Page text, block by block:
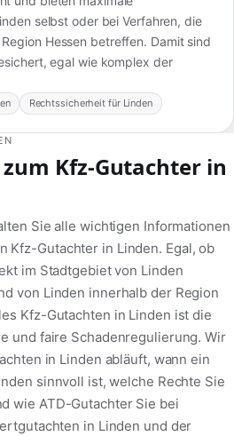
selbst oder bei Verfahren, die
Hessen betreffen. Damit sind
egal wie komplex der
Rechtssicherheit für Linden
Kfz-Gutachter in
Sie alle wichtigen Informationen
Kfz-Gutachter in Linden. Egal, ob
im Stadtgebiet von Linden
von Linden innerhalb der Region
Kfz-Gutachten in Linden ist die
und faire Schadenregulierung. Wir
in Linden abläuft, wann ein
sinnvoll ist, welche Rechte Sie
wie ATD-Gutachter Sie bei
in Linden und der